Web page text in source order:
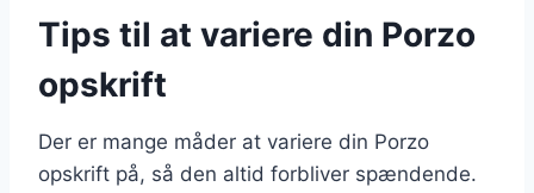
Tips til at variere din Porzo
opskrift
Der er mange måder at variere din Porzo
opskrift på, så den altid forbliver spændende.